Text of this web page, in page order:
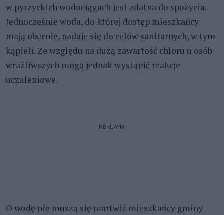
w pyrzyckich wodociągach jest zdatna do spożycia.
Jednocześnie woda, do której dostęp mieszkańcy
mają obecnie, nadaje się do celów sanitarnych, w tym
kąpieli. Ze względu na dużą zawartość chloru u osób
wrażliwszych mogą jednak wystąpić reakcje
uczuleniowe.
REKLAMA
O wodę nie muszą się martwić mieszkańcy gminy